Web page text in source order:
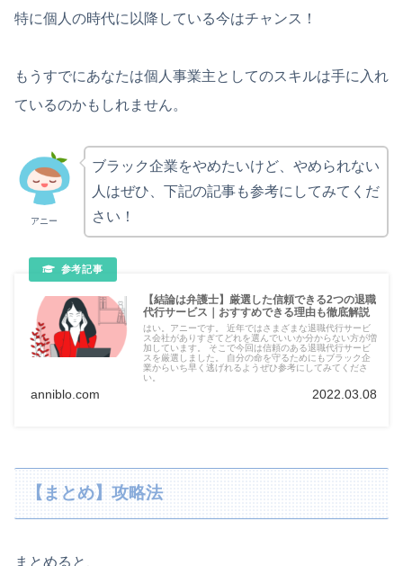
特に個人の時代に以降している今はチャンス！
もうすでにあなたは個人事業主としてのスキルは手に入れ
ているのかもしれません。
アニー
ブラック企業をやめたいけど、やめられない
人はぜひ、下記の記事も参考にしてみてくだ
さい！
【結論は弁護士】厳選した信頼できる2つの退職
代行サービス｜おすすめできる理由も徹底解説
はい。アニーです。 近年ではさまざまな退職代行サービ
ス会社がありすぎてどれを選んでいいか分からない方が増
加しています。 そこで今回は信頼のある退職代行サービ
スを厳選しました。 自分の命を守るためにもブラック企
業からいち早く逃げれるようぜひ参考にしてみてくださ
い。
anniblo.com 2022.03.08
【まとめ】攻略法
まとめると、